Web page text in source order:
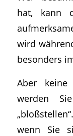
hat, kann
wird
besonders
Aber keine
werden
wenn Sie